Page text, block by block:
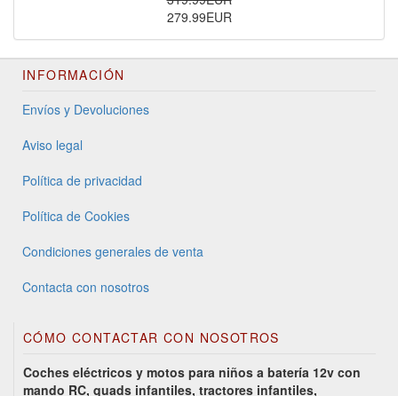
279.99EUR
INFORMACIÓN
Envíos y Devoluciones
Aviso legal
Política de privacidad
Política de Cookies
Condiciones generales de venta
Contacta con nosotros
CÓMO CONTACTAR CON NOSOTROS
Coches eléctricos y motos para niños a batería 12v con
mando RC, quads infantiles, tractores infantiles,